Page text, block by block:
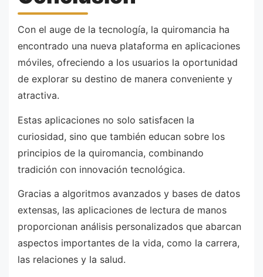
Con el auge de la tecnología, la quiromancia ha
encontrado una nueva plataforma en aplicaciones
móviles, ofreciendo a los usuarios la oportunidad
de explorar su destino de manera conveniente y
atractiva.
Estas aplicaciones no solo satisfacen la
curiosidad, sino que también educan sobre los
principios de la quiromancia, combinando
tradición con innovación tecnológica.
Gracias a algoritmos avanzados y bases de datos
extensas, las aplicaciones de lectura de manos
proporcionan análisis personalizados que abarcan
aspectos importantes de la vida, como la carrera,
las relaciones y la salud.